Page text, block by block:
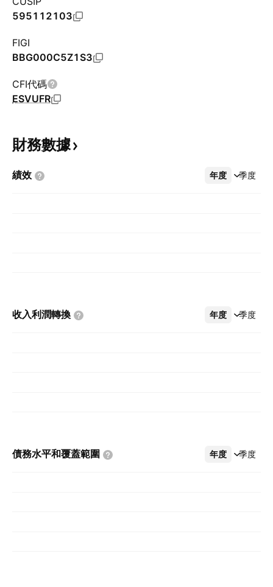
595112103
FIGI
BBG000C5Z1S3
CFI代碼
ESVUFR
財務數據
績效 年度 季度
更多
收入利潤轉換 年度 季度
更多
債務水平和覆蓋範圍 年度 季度
更多